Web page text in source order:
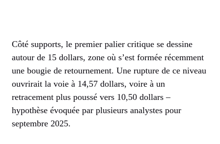
Côté supports, le premier palier critique se dessine
autour de 15 dollars, zone où s’est formée récemment
une bougie de retournement. Une rupture de ce niveau
ouvrirait la voie à 14,57 dollars, voire à un
retracement plus poussé vers 10,50 dollars –
hypothèse évoquée par plusieurs analystes pour
septembre 2025.